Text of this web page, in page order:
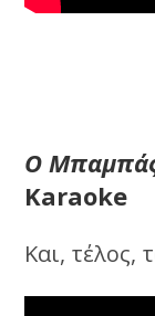
Ο
Karaoke
Και, τέλος,